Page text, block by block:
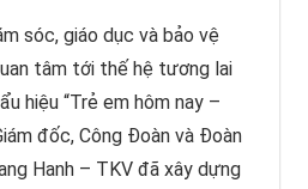
sóc, giáo dục và bảo vệ
tâm tới thế hệ tương lai
hiệu “Trẻ em hôm nay –
đốc, Công Đoàn và Đoàn
Hanh – TKV đã xây dựng